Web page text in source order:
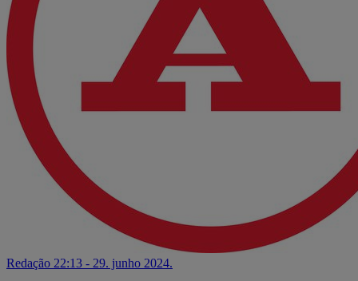
Redação 22:13 - 29. junho 2024.